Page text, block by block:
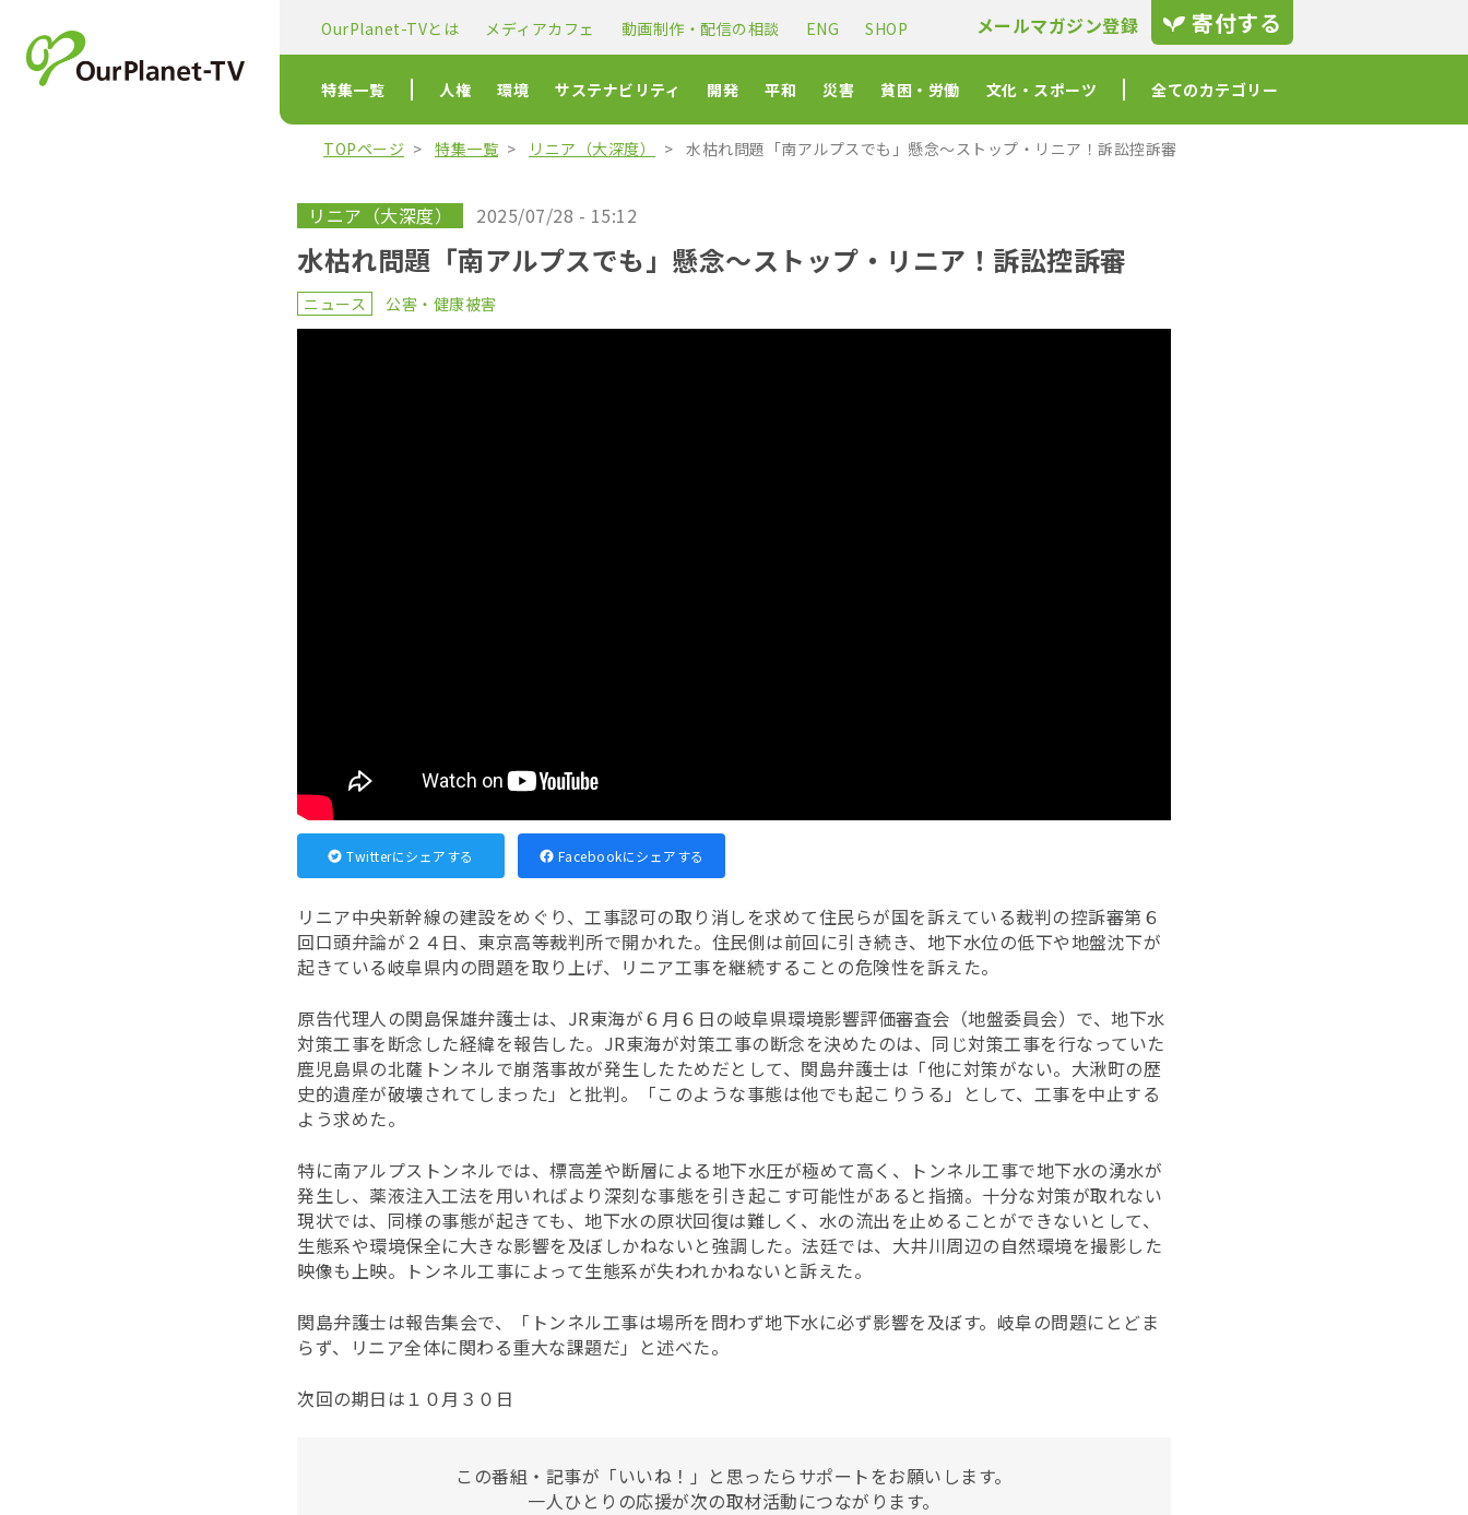
OurPlanet-TVとは メディアカフェ 動画制作・配信の相談 ENG SHOP メールマガジン登録 寄付する
特集一覧 人権 環境 サステナビリティ 開発 平和 災害 貧困・労働 文化・スポーツ 全てのカテゴリー
TOPページ 特集一覧 リニア（大深度） 水枯れ問題「南アルプスでも」懸念〜ストップ・リニア！訴訟控訴審
リニア（大深度） 2025/07/28 - 15:12
水枯れ問題「南アルプスでも」懸念〜ストップ・リニア！訴訟控訴審
ニュース 公害・健康被害
Twitterにシェアする Facebookにシェアする
リニア中央新幹線の建設をめぐり、工事認可の取り消しを求めて住民らが国を訴えている裁判の控訴審第６
回口頭弁論が２４日、東京高等裁判所で開かれた。 住民側は前回に引き続き、地下水位の低下や地盤沈下が
起きている岐阜県内の問題を取り上げ、リニア工事を継続することの危険性を訴えた。
原告代理人の関島保雄弁護士は、JR東海が６月６日の岐阜県環境影響評価審査会（地盤委員会）で、 地下水
対策工事を断念した経緯を報告した。JR東海が対策工事の断念を決めたのは、同じ対策工事を行なっていた
鹿児島県の北薩トンネルで崩落事故が発生したためだとして、関島弁護士は「他に対策がない。大湫町の歴
史的遺産が破壊されてしまった」と批判。「このような事態は他でも起こりうる」として、工事を中止する
よう求めた。
特に南アルプストンネルでは、標高差や断層による地下水圧が極めて高く、トンネル工事で地下水の湧水が
発生し、薬液注入工法を用いればより深刻な事態を引き起こす可能性があると指摘。十分な対策が取れない
現状では、同様の事態が起きても、地下水の原状回復は難しく、水の流出を止めることができないとして、
生態系や環境保全に大きな影響を及ぼしかねないと強調した。法廷では、大井川周辺の自然環境を撮影した
映像も上映。トンネル工事によって生態系が失われかねないと訴えた。
関島弁護士は報告集会で、「トンネル工事は場所を問わず地下水に必ず影響を及ぼす。岐阜の問題にとどま
らず、リニア全体に関わる重大な課題だ」と述べた。
次回の期日は１０月３０日
この番組・記事が「いいね！」と思ったらサポートをお願いします。
一人ひとりの応援が次の取材活動につながります。